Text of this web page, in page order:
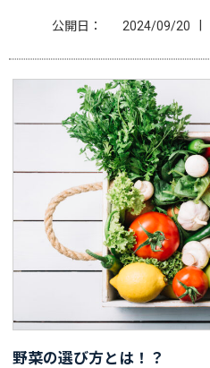
公開日： 2024/09/20
野菜の選び方とは！？